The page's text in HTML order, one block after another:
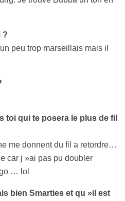
?
peu trop marseillais mais il
toi qui te posera le plus de fil
me donnent du fil a retordre…
car j »ai pas pu doubler
… lol
bien Smarties et qu »il est